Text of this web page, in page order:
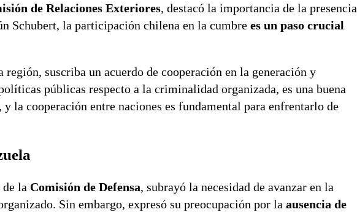
de Relaciones Exteriores, destacó la importancia de la presencia
Schubert, la participación chilena en la cumbre es un paso crucial
suscriba un acuerdo de cooperación en la generación y
públicas respecto a la criminalidad organizada, es una buena
, y la cooperación entre naciones es fundamental para enfrentarlo de
la Comisión de Defensa, subrayó la necesidad de avanzar en la
Sin embargo, expresó su preocupación por la ausencia de